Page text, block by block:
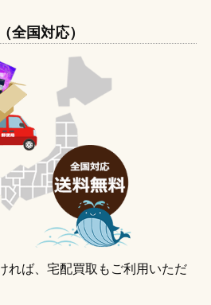
全国対応）
れば、宅配買取もご利用いただ